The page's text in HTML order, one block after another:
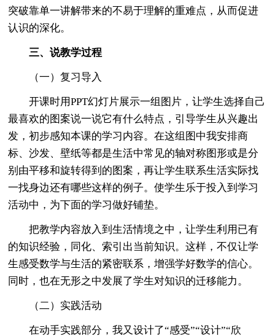
突破靠单一讲解带来的不易于理解的重难点，从而促进
认识的深化。
三、说教学过程
（一）复习导入
开课时用PPT幻灯片展示一组图片，让学生选择自己
最喜欢的图案说一说它有什么特点，引导学生从兴趣出
发，初步感知本课的学习内容。在这组图中我安排商
标、沙发、壁纸等都是生活中常见的轴对称图形或是分
别由平移和旋转得到的图案，再让学生联系生活实际找
一找身边还有哪些这样的例子。使学生乐于投入到学习
活动中，为下面的学习做好铺垫。
把教学内容放入到生活情境之中，让学生利用已有
的知识经验，同化、索引出当前知识。这样，不仅让学
生感受数学与生活的紧密联系，增强学好数学的信心。
同时，也在无形之中发展了学生对知识的迁移能力。
（二）实践活动
在动手实践部分，我又设计了“感受”“设计”“欣